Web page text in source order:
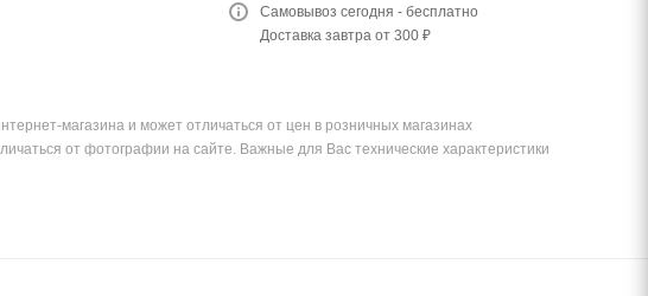
Самовывоз сегодня - бесплатно
Доставка завтра от 300 ₽
магазина и может отличаться от цен в розничных магазинах
от фотографии на сайте. Важные для Вас технические характеристики